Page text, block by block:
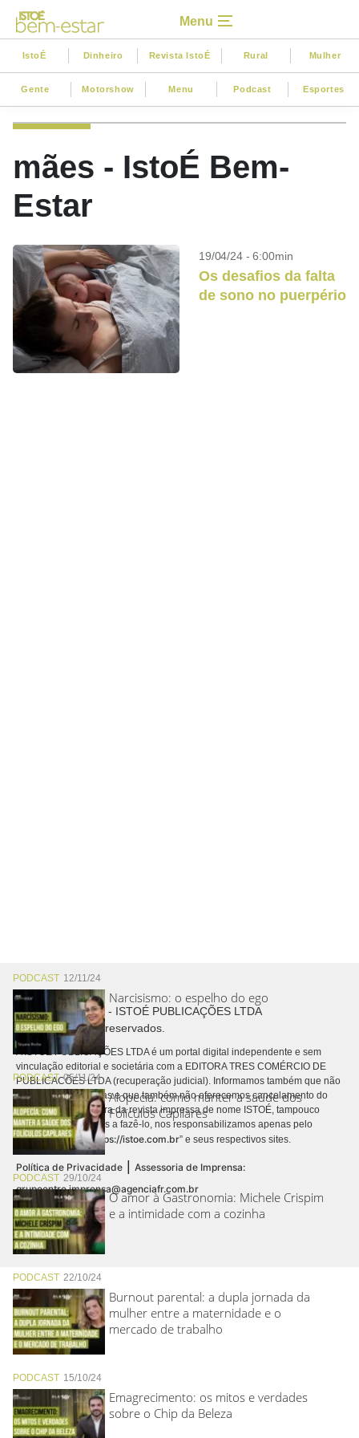
Menu
IstoÉ Dinheiro Revista IstoÉ Rural Mulher
Gente Motorshow Menu Podcast Esportes
mães - IstoÉ Bem-
Estar
19/04/24 - 6:00min
Os desafios da falta
de sono no puerpério
PODCAST 12/11/24
Narcisismo: o espelho do ego
PODCAST05/11/24
Alopecia: como manter a saúde dos
Folículos Capilares
PODCAST 29/10/24
O amor à Gastronomia: Michele Crispim
e a intimidade com a cozinha
PODCAST 22/10/24
Burnout parental: a dupla jornada da
mulher entre a maternidade e o
mercado de trabalho
PODCAST 15/10/24
Emagrecimento: os mitos e verdades
sobre o Chip da Beleza
Copyright © 2026 - ISTOÉ PUBLICAÇÕES LTDA
Todos os direitos reservados.
A ISTOÉ PUBLICAÇÕES LTDA é um portal digital independente e sem
vinculação editorial e societária com a EDITORA TRES COMÉRCIO DE
PUBLICACÕES LTDA (recuperação judicial). Informamos também que não
realizamos cobranças e que também não oferecemos cancelamento do
contrato de assinatura da revista impressa de nome ISTOÉ, tampouco
autorizamos terceiros a fazê-lo, nos responsabilizamos apenas pelo
conteúdo digital “https://istoe.com.br” e seus respectivos sites.
Política de Privacidade | Assessoria de Imprensa:
grupoentre.imprensa@agenciafr.com.br